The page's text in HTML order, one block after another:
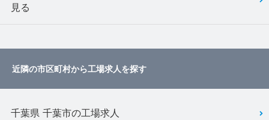
見る
近隣の市区町村から工場求人を探す
千葉県 千葉市の工場求人